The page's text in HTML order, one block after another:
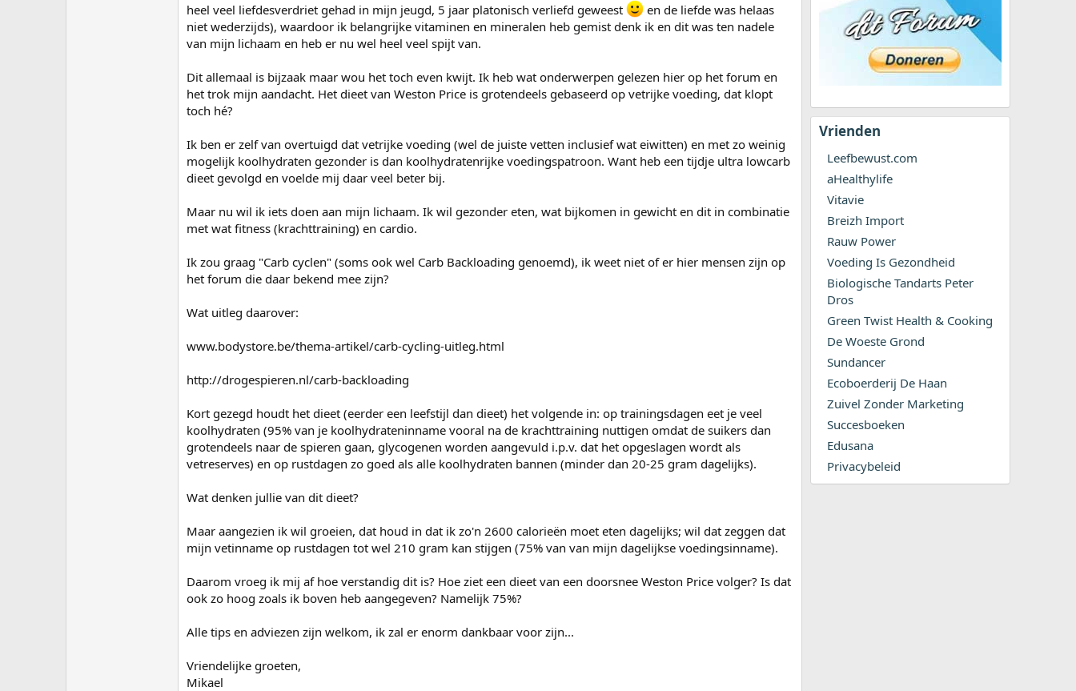
heel veel liefdesverdriet gehad in mijn jeugd, 5 jaar platonisch verliefd geweest
en de liefde was helaas
niet wederzijds), waardoor ik belangrijke vitaminen en mineralen heb gemist denk ik en dit was ten nadele
van mijn lichaam en heb er nu wel heel veel spijt van.
Dit allemaal is bijzaak maar wou het toch even kwijt. Ik heb wat onderwerpen gelezen hier op het forum en
het trok mijn aandacht. Het dieet van Weston Price is grotendeels gebaseerd op vetrijke voeding, dat klopt
toch hé?
Ik ben er zelf van overtuigd dat vetrijke voeding (wel de juiste vetten inclusief wat eiwitten) en met zo weinig
mogelijk koolhydraten gezonder is dan koolhydratenrijke voedingspatroon. Want heb een tijdje ultra lowcarb
dieet gevolgd en voelde mij daar veel beter bij.
Maar nu wil ik iets doen aan mijn lichaam. Ik wil gezonder eten, wat bijkomen in gewicht en dit in combinatie
met wat fitness (krachttraining) en cardio.
Ik zou graag "Carb cyclen" (soms ook wel Carb Backloading genoemd), ik weet niet of er hier mensen zijn op
het forum die daar bekend mee zijn?
Wat uitleg daarover:
www.bodystore.be/thema-artikel/carb-cycling-uitleg.html
http://drogespieren.nl/carb-backloading
Kort gezegd houdt het dieet (eerder een leefstijl dan dieet) het volgende in: op trainingsdagen eet je veel
koolhydraten (95% van je koolhydrateninname vooral na de krachttraining nuttigen omdat de suikers dan
grotendeels naar de spieren gaan, glycogenen worden aangevuld i.p.v. dat het opgeslagen wordt als
vetreserves) en op rustdagen zo goed als alle koolhydraten bannen (minder dan 20-25 gram dagelijks).
Wat denken jullie van dit dieet?
Maar aangezien ik wil groeien, dat houd in dat ik zo'n 2600 calorieën moet eten dagelijks; wil dat zeggen dat
mijn vetinname op rustdagen tot wel 210 gram kan stijgen (75% van van mijn dagelijkse voedingsinname).
Daarom vroeg ik mij af hoe verstandig dit is? Hoe ziet een dieet van een doorsnee Weston Price volger? Is dat
ook zo hoog zoals ik boven heb aangegeven? Namelijk 75%?
Alle tips en adviezen zijn welkom, ik zal er enorm dankbaar voor zijn...
Vriendelijke groeten,
Mikael
Vrienden
Leefbewust.com
aHealthylife
Vitavie
Breizh Import
Rauw Power
Voeding Is Gezondheid
Biologische Tandarts Peter
Dros
Green Twist Health & Cooking
De Woeste Grond
Sundancer
Ecoboerderij De Haan
Zuivel Zonder Marketing
Succesboeken
Edusana
Privacybeleid